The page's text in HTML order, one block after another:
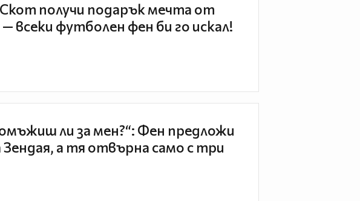
получи подарък мечта от
всеки футболен фен би го искал!
ли за мен?“: Фен предложи
Зендая, а тя отвърна само с три